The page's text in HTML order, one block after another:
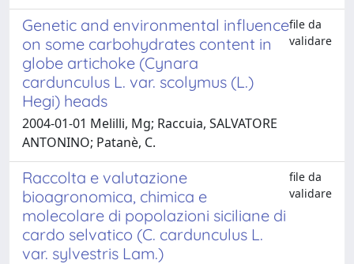
Genetic and environmental influence
on some carbohydrates content in
globe artichoke (Cynara
cardunculus L. var. scolymus (L.)
Hegi) heads
file da
validare
2004-01-01 Melilli, Mg; Raccuia, SALVATORE
ANTONINO; Patanè, C.
Raccolta e valutazione
bioagronomica, chimica e
molecolare di popolazioni siciliane di
cardo selvatico (C. cardunculus L.
var. sylvestris Lam.)
file da
validare